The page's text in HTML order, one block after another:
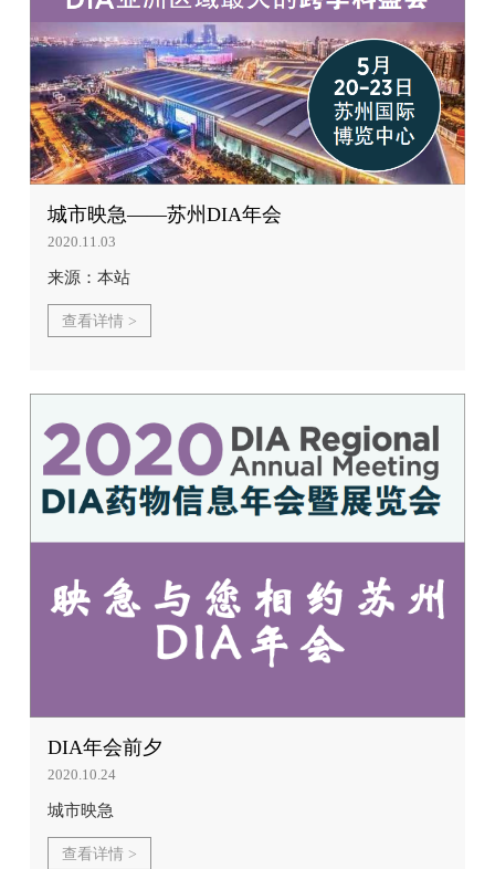
城市映急——苏州DIA年会
2020.11.03
来源：本站
查看详情 >
DIA年会前夕
2020.10.24
城市映急
查看详情 >